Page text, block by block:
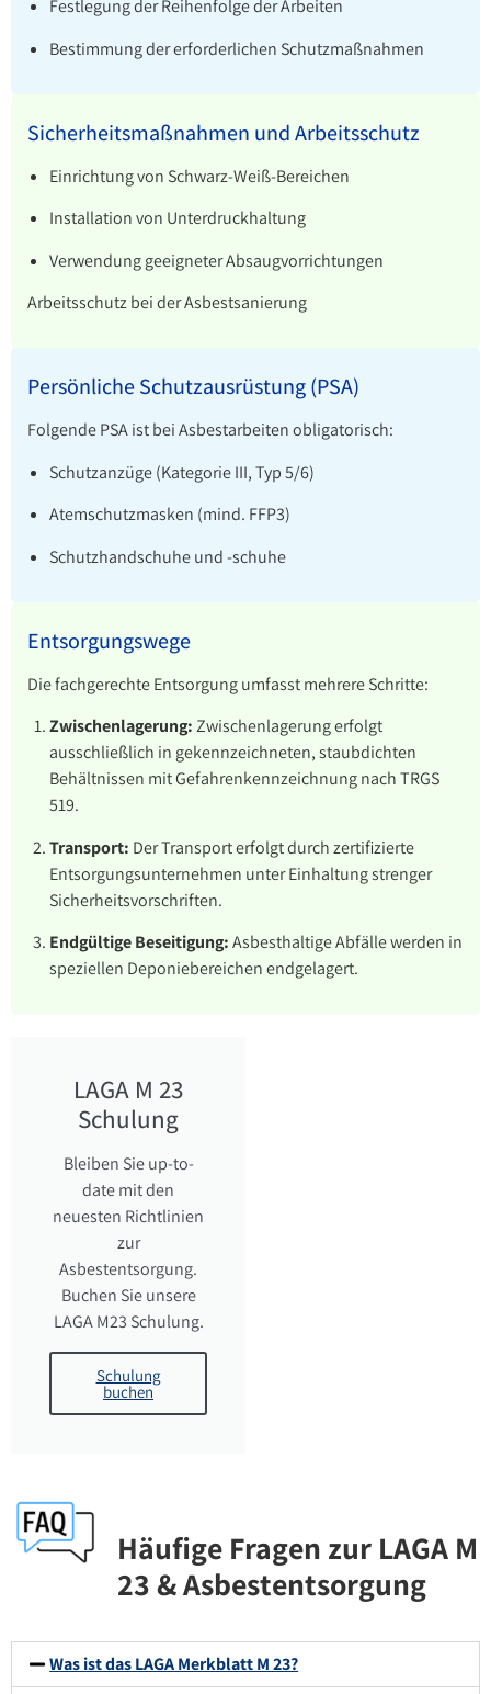
Festlegung der Reihenfolge der Arbeiten
Bestimmung der erforderlichen Schutzmaßnahmen
Sicherheitsmaßnahmen und Arbeitsschutz
Einrichtung von Schwarz-Weiß-Bereichen
Installation von Unterdruckhaltung
Verwendung geeigneter Absaugvorrichtungen
Arbeitsschutz bei der Asbestsanierung
Persönliche Schutzausrüstung (PSA)
Folgende PSA ist bei Asbestarbeiten obligatorisch:
Schutzanzüge (Kategorie III, Typ 5/6)
Atemschutzmasken (mind. FFP3)
Schutzhandschuhe und -schuhe
Entsorgungswege
Die fachgerechte Entsorgung umfasst mehrere Schritte:
Zwischenlagerung:Zwischenlagerung erfolgt
ausschließlich in gekennzeichneten, staubdichten
Behältnissen mit Gefahrenkennzeichnung nach TRGS
519.
Transport: Der Transport erfolgt durch zertifizierte
Entsorgungsunternehmen unter Einhaltung strenger
Sicherheitsvorschriften.
Endgültige Beseitigung:Asbesthaltige Abfälle werden in
speziellen Deponiebereichen endgelagert.
LAGA M 23
Schulung
Bleiben Sie up-to-
date mit den
neuesten Richtlinien
zur
Asbestentsorgung.
Buchen Sie unsere
LAGA M23 Schulung.
Schulung
buchen
Häufige Fragen zur LAGA M
23 & Asbestentsorgung
Was ist das LAGA Merkblatt M 23?